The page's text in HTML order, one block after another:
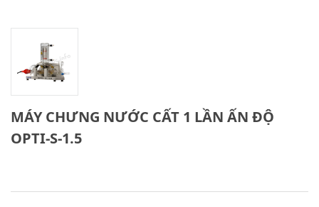
MÁY CHƯNG NƯỚC CẤT 1 LẦN ẤN ĐỘ
OPTI-S-1.5